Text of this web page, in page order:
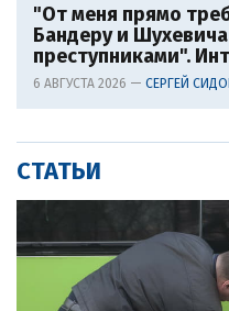
"От меня прямо
Бандеру и
преступниками".
6 АВГУСТА 2026 — СЕРГЕЙ
СТАТЬИ